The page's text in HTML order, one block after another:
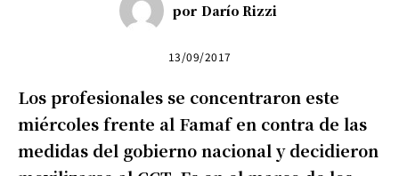
por Darío Rizzi
13/09/2017
Los profesionales se concentraron este
miércoles frente al Famaf en contra de las
medidas del gobierno nacional y decidieron